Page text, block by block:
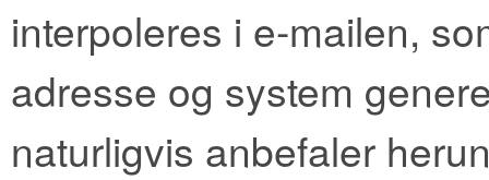
interpoleres i e-mailen,
adresse og system
naturligvis anbefaler